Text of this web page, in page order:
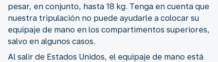
pesar, en conjunto, hasta 18 kg. Tenga en cuenta que
nuestra tripulación no puede ayudarle a colocar su
equipaje de mano en los compartimentos superiores,
salvo en algunos casos.
Al salir de Estados Unidos, el equipaje de mano está